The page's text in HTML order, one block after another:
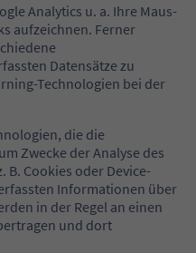
Analytics u. a. Ihre Maus-
aufzeichnen. Ferner
Datensätze zu
Technologien bei der
die die
Zwecke der Analyse des
Cookies oder Device-
Informationen über
in der Regel an einen
und dort